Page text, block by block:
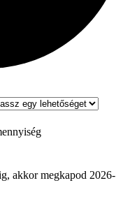
akkor megkapod 2026-